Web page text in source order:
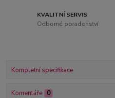
KVALITNÍ SERVIS
Odborné poradenství
Kompletní specifikace
Komentáře 0